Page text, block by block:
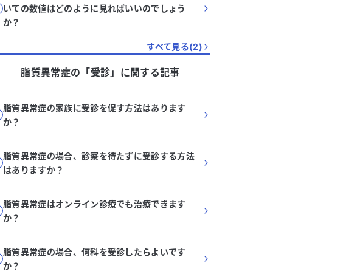
70代 ・女性
いての数値はどのように見ればいいのでしょう
か？
すべて見る(2)
脂質異常症の「受診」に関する記事
脂質異常症の家族に受診を促す方法はあります
か？
脂質異常症の場合、診察を待たずに受診する方法
はありますか？
脂質異常症はオンライン診療でも治療できます
か？
脂質異常症の場合、何科を受診したらよいです
か？